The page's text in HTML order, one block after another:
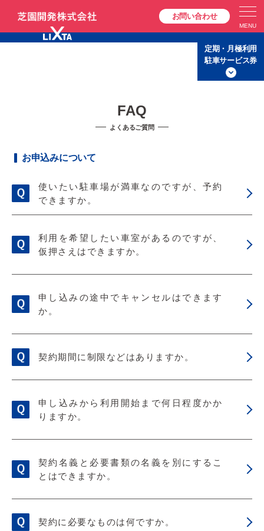
お問い合わせ
定期・月極利用
駐車サービス券
FAQ
お申込みについて
使いたい駐車場が満車なのですが、予約
できますか。
利用を希望したい車室があるのですが、
仮押さえはできますか。
申し込みの途中でキャンセルはできます
か。
契約期間に制限などはありますか。
申し込みから利用開始まで何日程度かか
りますか。
契約名義と必要書類の名義を別にするこ
とはできますか。
契約に必要なものは何ですか。